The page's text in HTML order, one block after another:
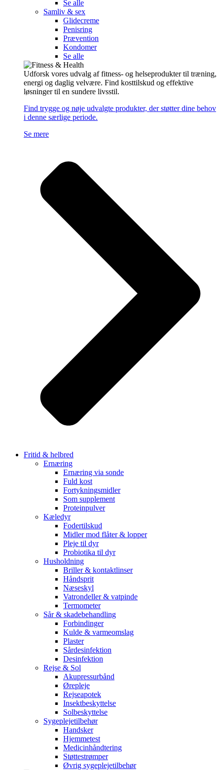
Se alle
Samliv & sex
Glidecreme
Penisring
Prævention
Kondomer
Se alle
Udforsk vores udvalg af fitness- og helseprodukter til træning,
energi og daglig velvære. Find kosttilskud og effektive
løsninger til en sundere livsstil.
Find trygge og nøje udvalgte produkter, der støtter dine behov
i denne særlige periode.
Se mere
Fritid & helbred
Ernæring
Ernæring via sonde
Fuld kost
Fortykningsmidler
Som supplement
Proteinpulver
Kæledyr
Fodertilskud
Midler mod flåter & lopper
Pleje til dyr
Probiotika til dyr
Husholdning
Briller & kontaktlinser
Håndsprit
Næseskyl
Vatrondeller & vatpinde
Termometer
Sår & skadebehandling
Forbindinger
Kulde & varmeomslag
Plaster
Sårdesinfektion
Desinfektion
Rejse & Sol
Akupressurbånd
Ørepleje
Rejseapotek
Insektbeskyttelse
Solbeskyttelse
Sygeplejetilbehør
Handsker
Hjemmetest
Medicinhåndtering
Støttestrømper
Øvrig sygeplejetilbehør